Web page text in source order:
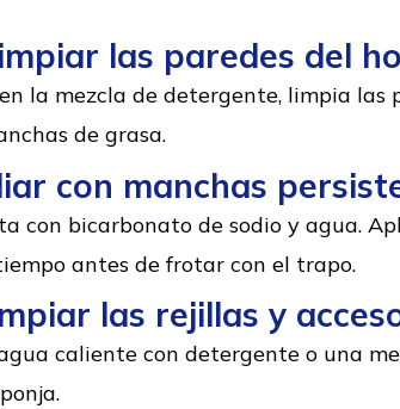
las paredes del
la mezcla de detergente, limpia las
de grasa.
con manchas
con bicarbonato de sodio y agua.
antes de frotar con el trapo.
las rejillas y
caliente con detergente o una